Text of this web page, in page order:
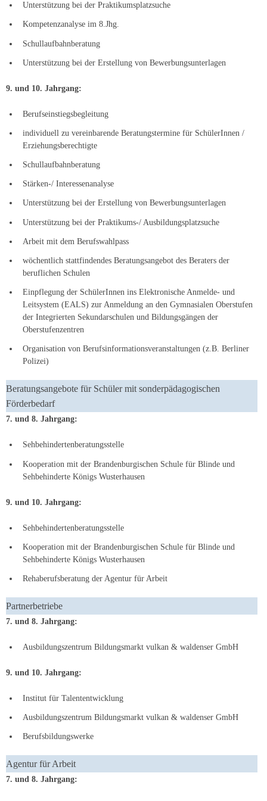
Unterstützung bei der Praktikumsplatzsuche
Kompetenzanalyse im 8.Jhg.
Schullaufbahnberatung
Unterstützung bei der Erstellung von Bewerbungsunterlagen
9. und 10. Jahrgang:
Berufseinstiegsbegleitung
individuell zu vereinbarende Beratungstermine für SchülerInnen /
Erziehungsberechtigte
Schullaufbahnberatung
Stärken-/ Interessenanalyse
Unterstützung bei der Erstellung von Bewerbungsunterlagen
Unterstützung bei der Praktikums-/ Ausbildungsplatzsuche
Arbeit mit dem Berufswahlpass
wöchentlich stattfindendes Beratungsangebot des Beraters der
beruflichen Schulen
Einpflegung der SchülerInnen ins Elektronische Anmelde- und
Leitsystem (EALS) zur Anmeldung an den Gymnasialen Oberstufen
der Integrierten Sekundarschulen und Bildungsgängen der
Oberstufenzentren
Organisation von Berufsinformationsveranstaltungen (z.B. Berliner
Polizei)
Beratungsangebote für Schüler mit sonderpädagogischen
Förderbedarf
7. und 8. Jahrgang:
Sehbehindertenberatungsstelle
Kooperation mit der Brandenburgischen Schule für Blinde und
Sehbehinderte Königs Wusterhausen
9. und 10. Jahrgang:
Sehbehindertenberatungsstelle
Kooperation mit der Brandenburgischen Schule für Blinde und
Sehbehinderte Königs Wusterhausen
Rehaberufsberatung der Agentur für Arbeit
Partnerbetriebe
7. und 8. Jahrgang:
Ausbildungszentrum Bildungsmarkt vulkan & waldenser GmbH
9. und 10. Jahrgang:
Institut für Talententwicklung
Ausbildungszentrum Bildungsmarkt vulkan & waldenser GmbH
Berufsbildungswerke
Agentur für Arbeit
7. und 8. Jahrgang: